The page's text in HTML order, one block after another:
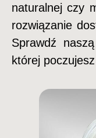
naturalnej czy
rozwiązanie
Sprawdź
której